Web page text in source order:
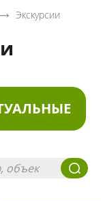
Экскурсии